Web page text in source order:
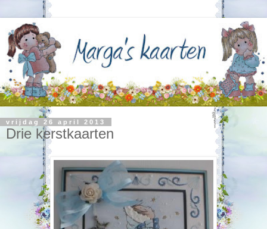
vrijdag 26 april 2013
Drie kerstkaarten